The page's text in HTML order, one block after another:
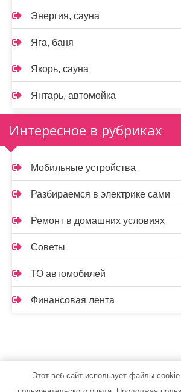
Энергия, сауна
Яга, баня
Якорь, сауна
Янтарь, автомойка
Интересное в рубриках
Мобильные устройства
Разбираемся в электрике сами
Ремонт в домашних условиях
Советы
ТО автомобилей
Финансовая лента
leushint.ru - Работает на
Этот веб-сайт использует файлы